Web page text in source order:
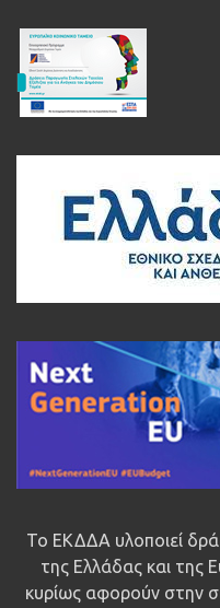
Το ΕΚΔΔΑ υλοποιεί
της Ελλάδας και της
κυρίως αφορούν στην